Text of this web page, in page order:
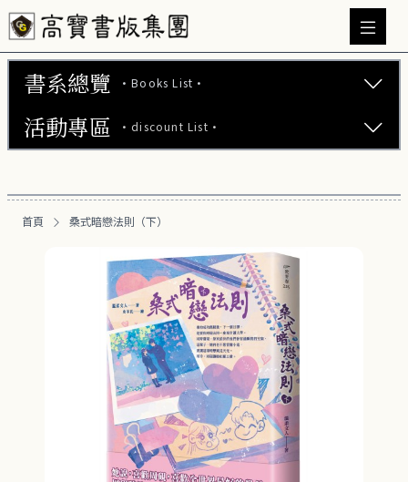
書系總覽 ·Books List·
文學小說 (737)
醫療保健 (55)
親子教養 (13)
人文史哲 (73)
活動專區 ·discount List·
【2本7折】高寶小說系列全圖鑑書展
【2套7折】高寶小說系列全圖鑑書展
【66折】高寶小說系列全圖鑑書展
首頁 桑式暗戀法則（下）